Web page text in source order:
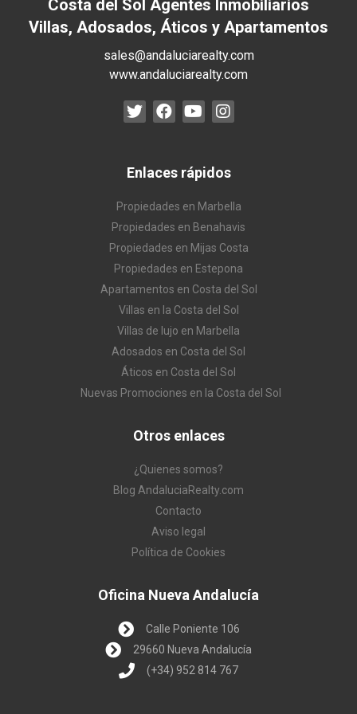
Costa del Sol Agentes Inmobiliarios
Villas, Adosados, Áticos y Apartamentos
sales@andaluciarealty.com
www.andaluciarealty.com
Enlaces rápidos
Propiedades en Marbella
Propiedades en Benahavis
Propiedades en Mijas Costa
Propiedades en Estepona
Apartamentos en Costa del Sol
Villas en la Costa del Sol
Villas de lujo en Marbella
Adosados en Costa del Sol
Áticos en Costa del Sol
Nuevas Promociones en la Costa del Sol
Otros enlaces
¿Quienes somos?
Blog AndaluciaRealty.com
Contacto
Aviso legal
Política de Cookies
Oficina Nueva Andalucía
Calle Poniente 106
29660 Nueva Andalucía
(+34) 952 814 767